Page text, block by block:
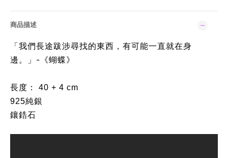
商品描述
「我們長途跋涉尋找的東西，有可能一直就在身
邊。」-《蝴蝶》
長度： 40 + 4 cm
925純銀
鑲鋯石